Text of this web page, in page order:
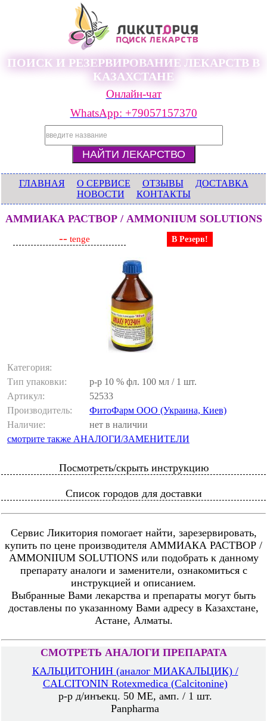
ПОИСК И РЕЗЕРВИРОВАНИЕ ЛЕКАРСТВ В
КАЗАХСТАНЕ
Онлайн-чат
WhatsApp: +79057157370
ГЛАВНАЯ О СЕРВИСЕ ОТЗЫВЫ
ДОСТАВКА
НОВОСТИ
КОНТАКТЫ
АММИАКА РАСТВОР / AMMONIIUM SOLUTIONS
-- tenge В Резерв!
Категория:
Тип упаковки:
р-р 10 % фл. 100 мл / 1 шт.
Артикул:
52533
Производитель:
ФитоФарм ООО (Украина, Киев)
Наличие:
нет в наличии
смотрите также АНАЛОГИ/ЗАМЕНИТЕЛИ
Посмотреть/скрыть инструкцию
Список городов для доставки
Сервис Ликитория помогает найти, зарезервировать,
купить по цене производителя АММИАКА РАСТВОР /
AMMONIIUM SOLUTIONS или подобрать к данному
препарату аналоги и заменители, ознакомиться с
инструкцией и описанием.
Выбранные Вами лекарства и препараты могут быть
доставлены по указанному Вами адресу в Казахстане,
Астане, Алматы.
СМОТРЕТЬ АНАЛОГИ ПРЕПАРАТА
КАЛЬЦИТОНИН (аналог МИАКАЛЬЦИК) /
CALCITONIN Rotexmedica (Calcitonine)
р-р д/инъекц. 50 МE, амп. / 1 шт.
Panpharma